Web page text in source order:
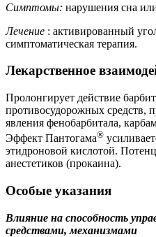
Симптомы: нарушения сна
Лечение : активированный
симптоматическая терапия.
Лекарственное
Пролонгирует действие
противосудорожных средств,
явления фенобарбитала,
Эффект Пантогама®
этидроновой кислотой.
анестетиков (прокаина).
Особые указания
Влияние на способность
средствами, механизмами